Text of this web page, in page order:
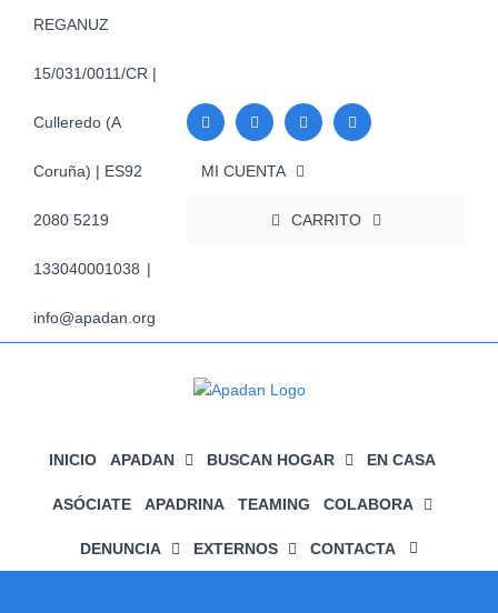
REGANUZ
15/031/0011/CR |
Culleredo (A
Coruña) | ES92
2080 5219
133040001038 |
info@apadan.org
MI CUENTA
CARRITO
INICIO APADAN BUSCAN HOGAR EN CASA
ASÓCIATE APADRINA TEAMING COLABORA
DENUNCIA EXTERNOS CONTACTA